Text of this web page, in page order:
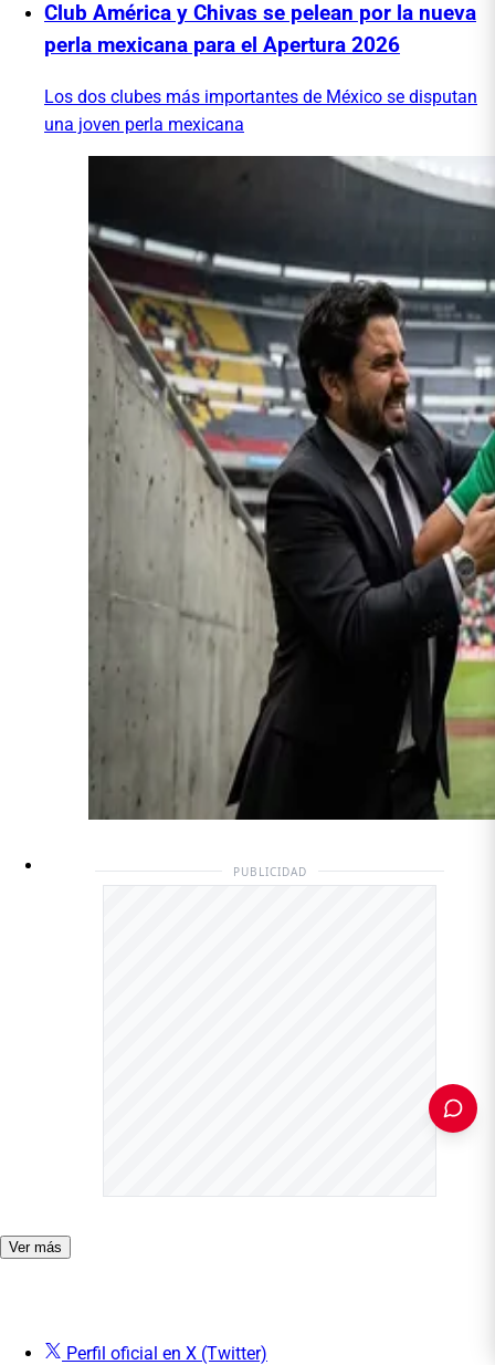
Club América y Chivas se pelean por la nueva
perla mexicana para el Apertura 2026
Los dos clubes más importantes de México se disputan
una joven perla mexicana
PUBLICIDAD
Ver más
Perfil oficial en X (Twitter)